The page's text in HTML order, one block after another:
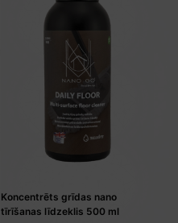
Koncentrēts grīdas nano
tīrīšanas līdzeklis 500 ml